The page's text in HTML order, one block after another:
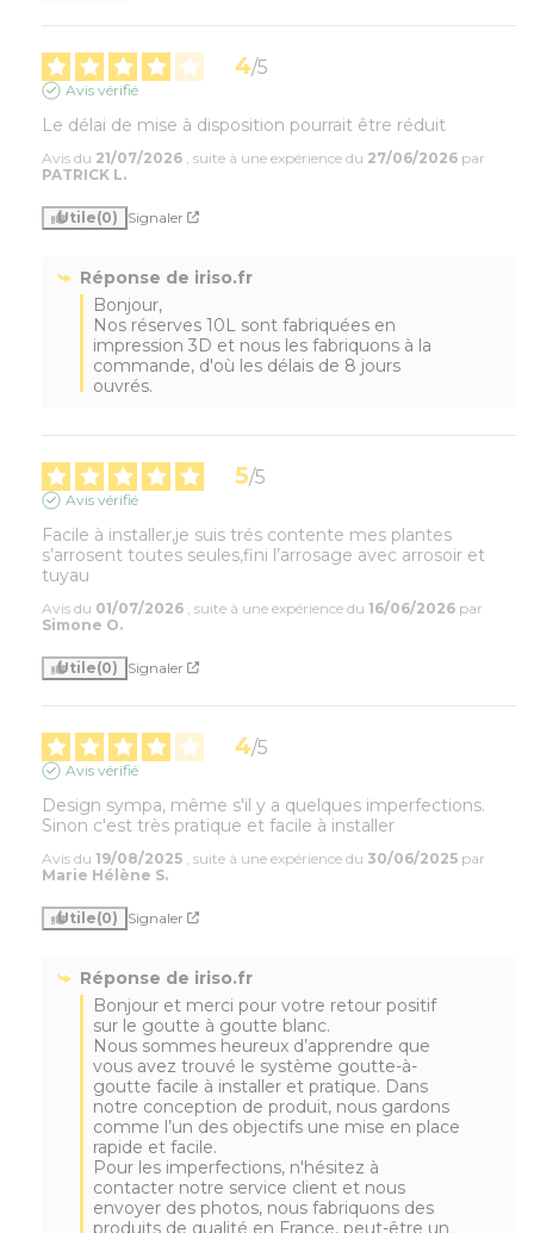
4/5
Avis vérifié
Le délai de mise à disposition pourrait être réduit
Avis du 21/07/2026 , suite à une expérience du 27/06/2026 par
PATRICK L.
Utile(0) Signaler
Réponse de iriso.fr
Bonjour,
Nos réserves 10L sont fabriquées en
impression 3D et nous les fabriquons à la
commande, d'où les délais de 8 jours
ouvrés.
5/5
Avis vérifié
Facile à installer,je suis trés contente mes plantes
s’arrosent toutes seules,fini l’arrosage avec arrosoir et
tuyau
Avis du 01/07/2026 , suite à une expérience du 16/06/2026 par
Simone O.
Utile(0) Signaler
4/5
Avis vérifié
Design sympa, même s'il y a quelques imperfections.
Sinon c'est très pratique et facile à installer
Avis du 19/08/2025 , suite à une expérience du 30/06/2025 par
Marie Hélène S.
Utile(0) Signaler
Réponse de iriso.fr
Bonjour et merci pour votre retour positif
sur le goutte à goutte blanc.
Nous sommes heureux d’apprendre que
vous avez trouvé le système goutte-à-
goutte facile à installer et pratique. Dans
notre conception de produit, nous gardons
comme l’un des objectifs une mise en place
rapide et facile.
Pour les imperfections, n'hésitez à
contacter notre service client et nous
envoyer des photos, nous fabriquons des
produits de qualité en France, peut-être un